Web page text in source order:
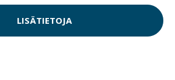
LISÄTIETOJA